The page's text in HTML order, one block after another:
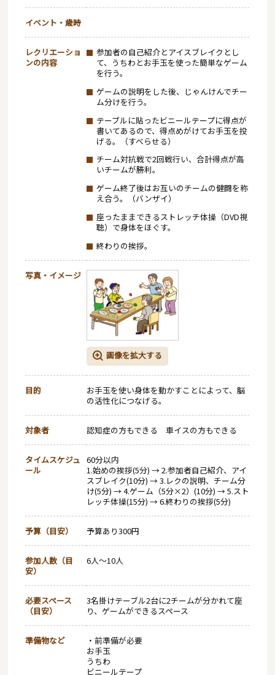
イベント・歳時
レクリエーショ
ンの内容
参加者の自己紹介とアイスブレイクとし
て、うちわとお手玉を使った簡単なゲーム
を行う。
ゲームの説明をした後、じゃんけんでチー
ム分けを行う。
テーブルに貼ったビニールテープに得点が
書いてあるので、得点めがけてお手玉を投
げる。（すべらせる）
チーム対抗戦で2回戦行い、合計得点が高
いチームが勝利。
ゲーム終了後はお互いのチームの健闘を称
え合う。（バンザイ）
座ったままできるストレッチ体操（DVD視
聴）で身体をほぐす。
終わりの挨拶。
写真・イメージ
画像を拡大する
目的
お手玉を使い身体を動かすことによって、脳
の活性化につなげる。
対象者 認知症の方もできる 車イスの方もできる
タイムスケジュ
ール
60分以内
1.始めの挨拶(5分) → 2.参加者自己紹介、アイ
スブレイク(10分) → 3.レクの説明、チーム分
け(5分) → 4.ゲーム（5分×2）(10分) → 5.スト
レッチ体操(15分) → 6.終わりの挨拶(5分)
予算（目安） 予算あり300円
参加人数（目
安）
6人～10人
必要スペース
（目安）
3名掛けテーブル2台に2チームが分かれて座
り、ゲームができるスペース
準備物など
・前準備が必要
お手玉
うちわ
ビニールテープ